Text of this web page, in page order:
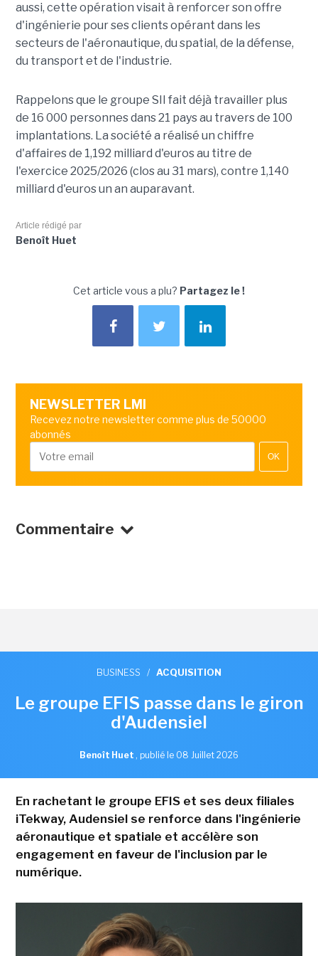
aussi, cette opération visait à renforcer son offre
d'ingénierie pour ses clients opérant dans les
secteurs de l'aéronautique, du spatial, de la défense,
du transport et de l'industrie.
Rappelons que le groupe SII fait déjà travailler plus
de 16 000 personnes dans 21 pays au travers de 100
implantations. La société a réalisé un chiffre
d'affaires de 1,192 milliard d'euros au titre de
l'exercice 2025/2026 (clos au 31 mars), contre 1,140
milliard d'euros un an auparavant.
Article rédigé par
Benoît Huet
Cet article vous a plu? Partagez le !
NEWSLETTER LMI
Recevez notre newsletter comme plus de 50000
abonnés
OK
Commentaire
BUSINESS / ACQUISITION
Le groupe EFIS passe dans le giron
d'Audensiel
Benoît Huet , publié le 08 Juillet 2026
En rachetant le groupe EFIS et ses deux filiales
iTekway, Audensiel se renforce dans l'ingénierie
aéronautique et spatiale et accélère son
engagement en faveur de l'inclusion par le
numérique.